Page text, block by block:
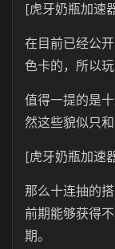
[虎牙奶瓶加速
在目前已经公
色卡的，所以
值得一提的是
然这些貌似只和
[虎牙奶瓶加速
那么十连抽的
前期能够获得
期。